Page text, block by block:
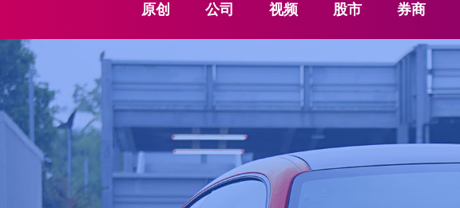
原创 公司 视频 股市 券商